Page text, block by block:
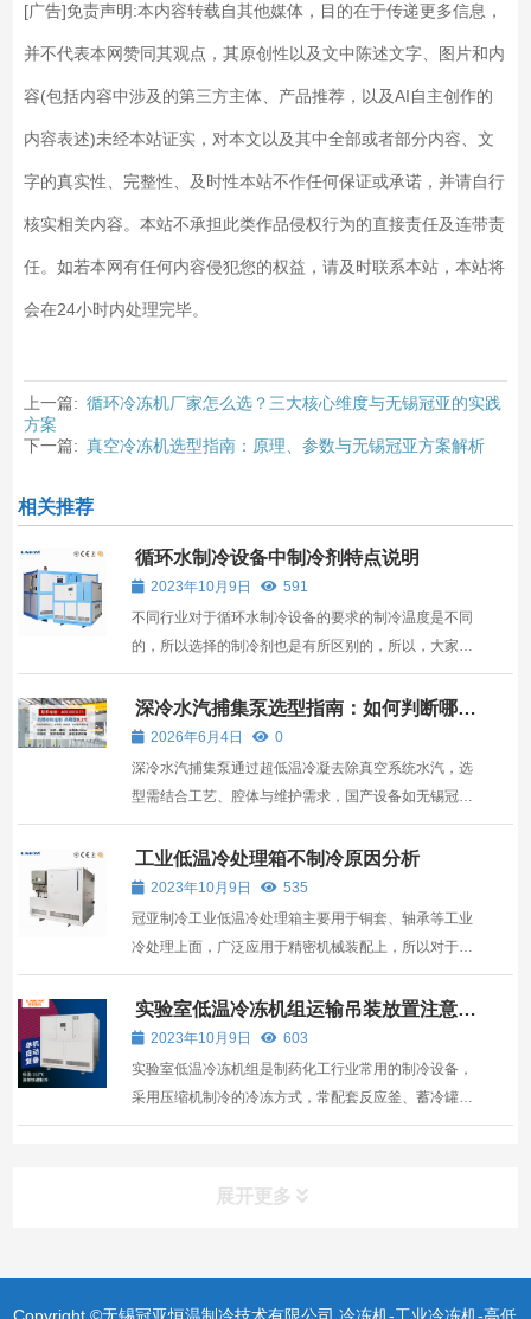
[广告]免责声明:本内容转载自其他媒体，目的在于传递更多信息，
并不代表本网赞同其观点，其原创性以及文中陈述文字、图片和内
容(包括内容中涉及的第三方主体、产品推荐，以及AI自主创作的
内容表述)未经本站证实，对本文以及其中全部或者部分内容、文
字的真实性、完整性、及时性本站不作任何保证或承诺，并请自行
核实相关内容。本站不承担此类作品侵权行为的直接责任及连带责
任。如若本网有任何内容侵犯您的权益，请及时联系本站，本站将
会在24小时内处理完毕。
上一篇: 循环冷冻机厂家怎么选？三大核心维度与无锡冠亚的实践
方案
下一篇: 真空冷冻机选型指南：原理、参数与无锡冠亚方案解析
相关推荐
循环水制冷设备中制冷剂特点说明
2023年10月9日
591
不同行业对于循环水制冷设备的要求的制冷温度是不同
的，所以选择的制冷剂也是有所区别的，所以，大家在
选择循环水制冷设备的时候，对于其制冷剂也需要有着
清楚的了解。
深冷水汽捕集泵选型指南：如何判断哪家
产品更适合你的真空系统
2026年6月4日
0
深冷水汽捕集泵通过超低温冷凝去除真空系统水汽，选
型需结合工艺、腔体与维护需求，国产设备如无锡冠亚
在控温精度与定制化方面具优势。
工业低温冷处理箱不制冷原因分析
2023年10月9日
535
冠亚制冷工业低温冷处理箱主要用于铜套、轴承等工业
冷处理上面，广泛应用于精密机械装配上，所以对于设
备的性能要求是很高的，但是如果在运行的过程中遇到
不制冷的原因要及时分析原因，趁早解决。
实验室低温冷冻机组运输吊装放置注意事
项2023年10月9日
603
实验室低温冷冻机组是制药化工行业常用的制冷设备，
采用压缩机制冷的冷冻方式，常配套反应釜、蓄冷罐等
进行制冷，那么，设备在运输放置这些方面的注意事项
展开更多